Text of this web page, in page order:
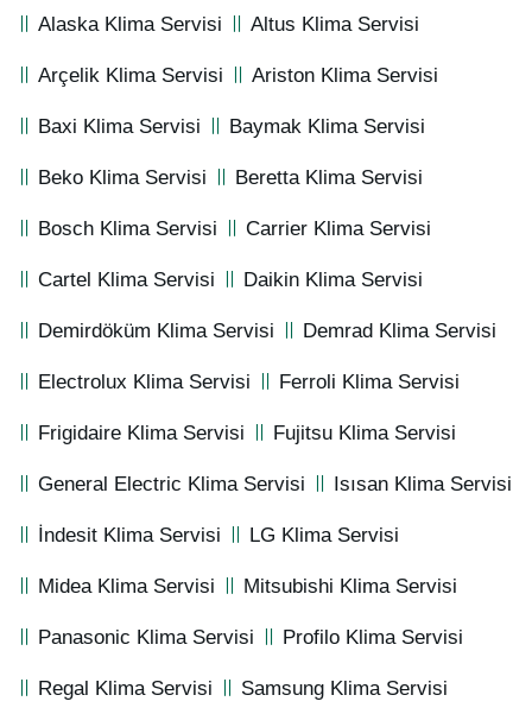
Alaska Klima Servisi Altus Klima Servisi
Arçelik Klima Servisi Ariston Klima Servisi
Baxi Klima Servisi Baymak Klima Servisi
Beko Klima Servisi Beretta Klima Servisi
Bosch Klima Servisi Carrier Klima Servisi
Cartel Klima Servisi Daikin Klima Servisi
Demirdöküm Klima Servisi Demrad Klima Servisi
Electrolux Klima Servisi Ferroli Klima Servisi
Frigidaire Klima Servisi Fujitsu Klima Servisi
General Electric Klima Servisi Isısan Klima Servisi
İndesit Klima Servisi LG Klima Servisi
Midea Klima Servisi Mitsubishi Klima Servisi
Panasonic Klima Servisi Profilo Klima Servisi
Regal Klima Servisi Samsung Klima Servisi